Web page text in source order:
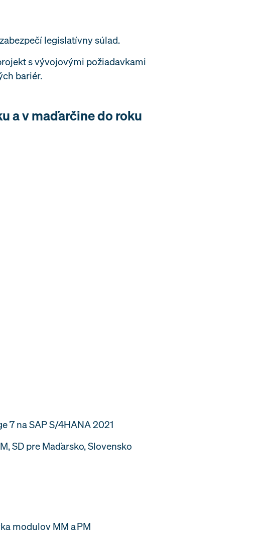
legislatívny súlad.
s vývojovými požiadavkami
bariér.
a v maďarčine do roku
7 na SAP S/4HANA 2021
SD pre Maďarsko, Slovensko
modulov MM a PM